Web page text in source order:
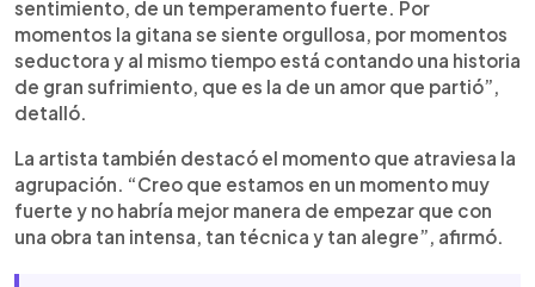
sentimiento, de un temperamento fuerte. Por
momentos la gitana se siente orgullosa, por momentos
seductora y al mismo tiempo está contando una historia
de gran sufrimiento, que es la de un amor que partió”,
detalló.
La artista también destacó el momento que atraviesa la
agrupación. “Creo que estamos en un momento muy
fuerte y no habría mejor manera de empezar que con
una obra tan intensa, tan técnica y tan alegre”, afirmó.